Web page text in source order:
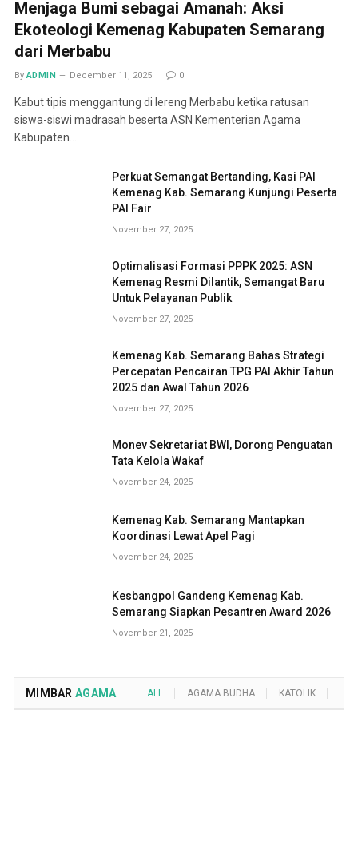
Menjaga Bumi sebagai Amanah: Aksi
Ekoteologi Kemenag Kabupaten Semarang
dari Merbabu
By ADMIN December 11, 2025 0
Kabut tipis menggantung di lereng Merbabu ketika ratusan
siswa-siswi madrasah beserta ASN Kementerian Agama
Kabupaten…
Perkuat Semangat Bertanding, Kasi PAI
Kemenag Kab. Semarang Kunjungi Peserta
PAI Fair
November 27, 2025
Optimalisasi Formasi PPPK 2025: ASN
Kemenag Resmi Dilantik, Semangat Baru
Untuk Pelayanan Publik
November 27, 2025
Kemenag Kab. Semarang Bahas Strategi
Percepatan Pencairan TPG PAI Akhir Tahun
2025 dan Awal Tahun 2026
November 27, 2025
Monev Sekretariat BWI, Dorong Penguatan
Tata Kelola Wakaf
November 24, 2025
Kemenag Kab. Semarang Mantapkan
Koordinasi Lewat Apel Pagi
November 24, 2025
Kesbangpol Gandeng Kemenag Kab.
Semarang Siapkan Pesantren Award 2026
November 21, 2025
MIMBAR AGAMA ALL AGAMA BUDHA KATOLIK